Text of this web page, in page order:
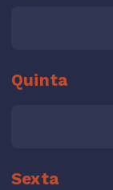
Quinta
Sexta